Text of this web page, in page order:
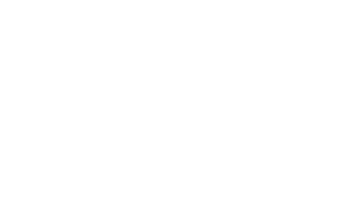
비티 제공자가 전화 또는 이메일로 연락하여 일정을 변경하거나 총